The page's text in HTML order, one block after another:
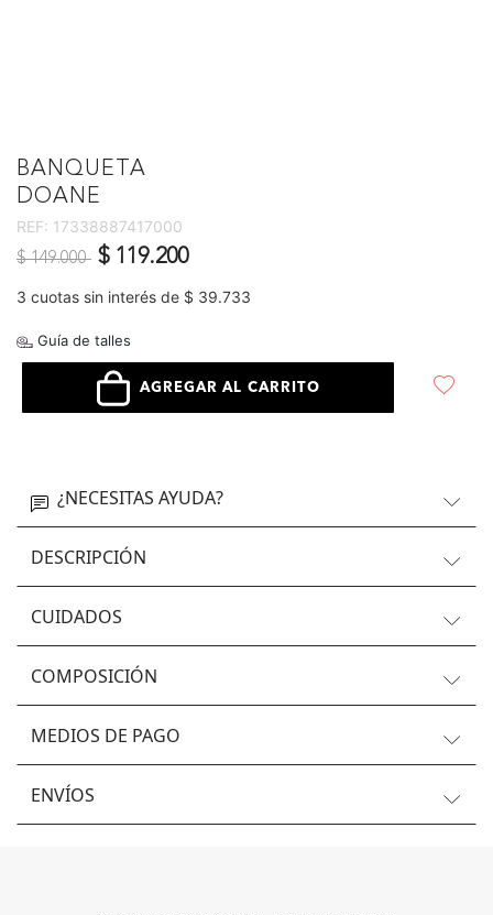
BANQUETA
DOANE
REF: 17338887417000
Precio reducido de
$ 149.000 a$ 119.200
3 cuotas sin interés de $ 39.733
Guía de talles
AGREGAR AL CARRITO
¿NECESITAS AYUDA?
DESCRIPCIÓN
CUIDADOS
COMPOSICIÓN
MEDIOS DE PAGO
ENVÍOS